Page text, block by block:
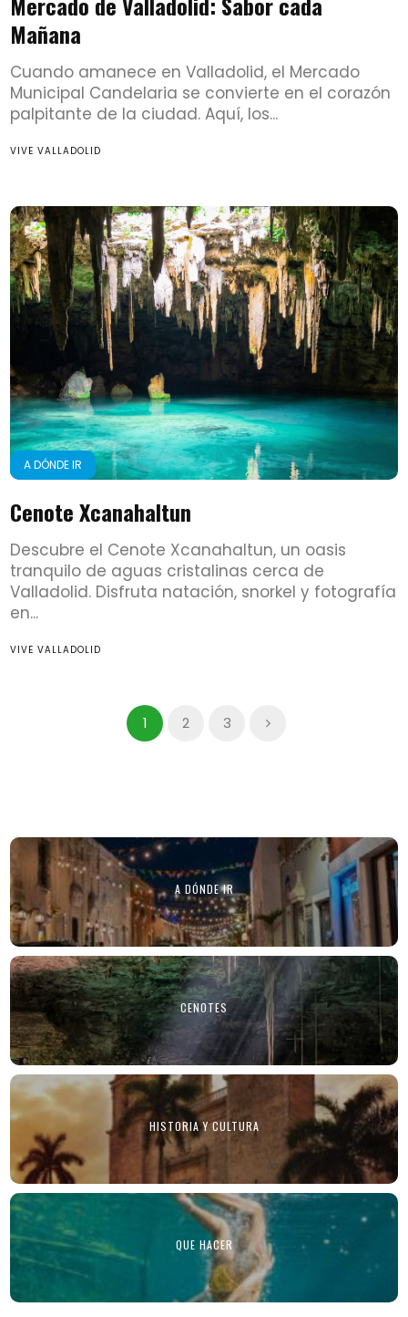
Mañana
Cuando amanece en Valladolid, el Mercado
Municipal Candelaria se convierte en el corazón
palpitante de la ciudad. Aquí, los...
VIVE VALLADOLID
A DÓNDE IR
Cenote Xcanahaltun
Descubre el Cenote Xcanahaltun, un oasis
tranquilo de aguas cristalinas cerca de
Valladolid. Disfruta natación, snorkel y fotografía
en...
VIVE VALLADOLID
1 2 3
A DÓNDE IR
CENOTES
HISTORIA Y CULTURA
QUE HACER